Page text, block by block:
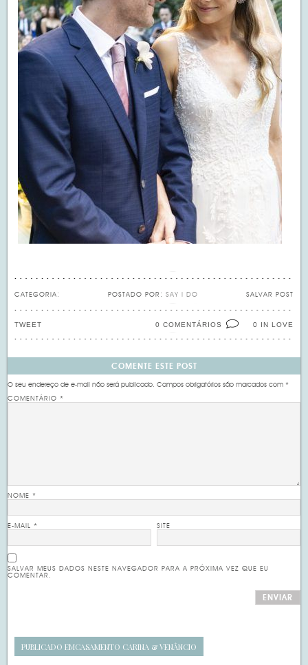
CATEGORIA: SALVAR POST
POSTADO POR: SAY I DO
0 IN LOVE
0 COMENTÁRIOS
TWEET
COMENTE ESTE POST
O seu endereço de e-mail não será publicado. Campos obrigatórios são marcados com*
COMENTÁRIO*
NOME*
E-MAIL* SITE
SALVAR MEUS DADOS NESTE NAVEGADOR PARA A PRÓXIMA VEZ QUE EU
COMENTAR.
PUBLICADO EMCASAMENTO CARINA & VENÂNCIO